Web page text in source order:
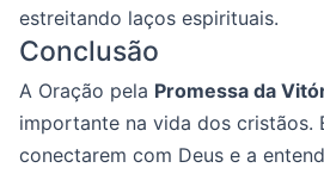
estreitando laços espirituais.
Conclusão
A Oração pela Promessa da
importante na vida dos cristãos.
conectarem com Deus e a